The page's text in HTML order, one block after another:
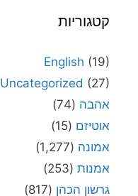
קטגוריות
English (19)
Uncategorized (27)
אהבה (74)
אוטיזם (15)
אמונה (1,277)
אמנות (253)
גרשון הכהן (817)